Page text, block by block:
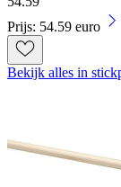
Prijs: 54.59 euro
Bekijk alles in